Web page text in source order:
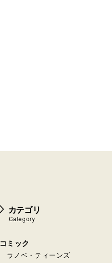
カテゴリ
Category
コミック
ラノベ・ティーンズ